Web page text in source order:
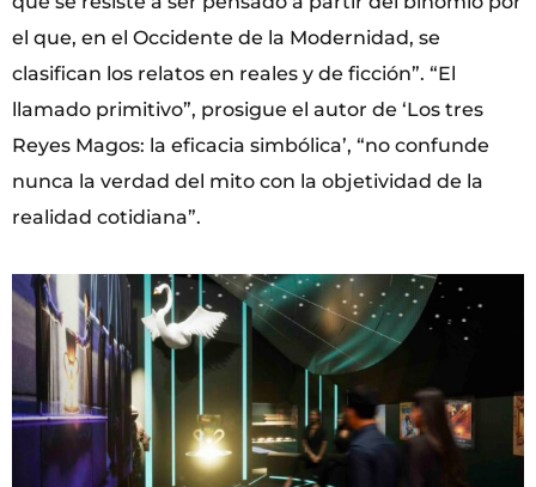
el que, en el Occidente de la Modernidad, se
clasifican los relatos en reales y de ficción”. “El
llamado primitivo”, prosigue el autor de ‘Los tres
Reyes Magos: la eficacia simbólica’, “no confunde
nunca la verdad del mito con la objetividad de la
realidad cotidiana”.